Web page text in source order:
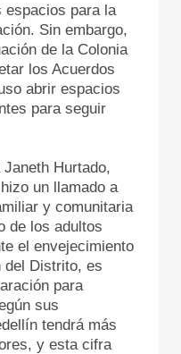
espacios para la
Sin embargo,
de la Colonia
los Acuerdos
abrir espacios
para seguir
Hurtado,
un llamado a
y comunitaria
de los adultos
el envejecimiento
del Distrito, es
para
sus
tendrá más
y esta cifra